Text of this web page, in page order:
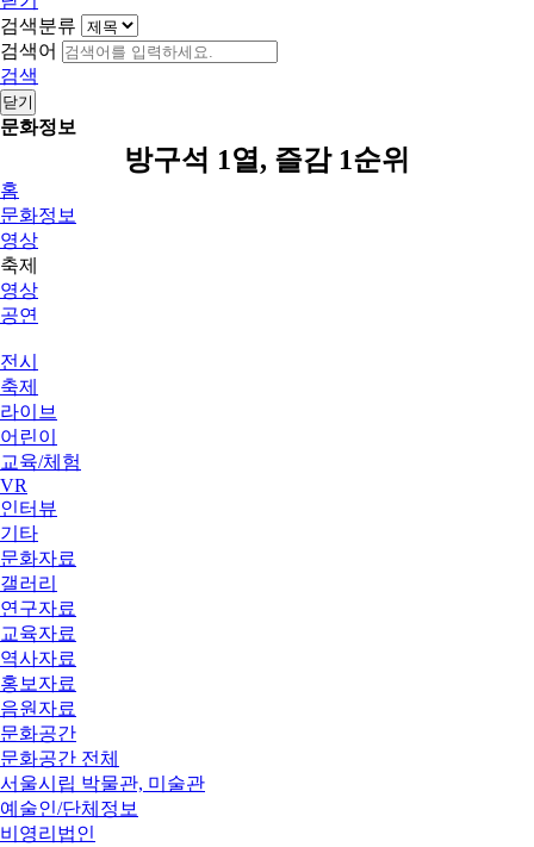
검색분류
검색어
검색
닫기
문화정보
방구석 1열, 즐감 1순위
홈
문화정보
영상
축제
영상
공연
전시
축제
라이브
어린이
교육/체험
VR
인터뷰
기타
문화자료
갤러리
연구자료
교육자료
역사자료
홍보자료
음원자료
문화공간
문화공간 전체
서울시립 박물관, 미술관
예술인/단체정보
비영리법인